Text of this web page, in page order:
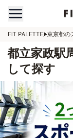
FIT PALETTE 東京都の
都立家政駅
して探す